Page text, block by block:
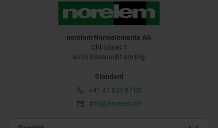
norelem Normelemente AG
Chli Ebnet 1
6403 Küssnacht am Rigi
Standard
+41 41 833 87 00
info@norelem.ch